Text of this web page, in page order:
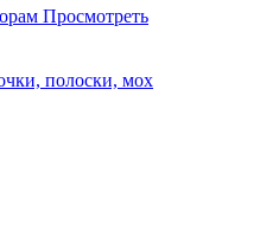
Просмотреть
полоски, мох